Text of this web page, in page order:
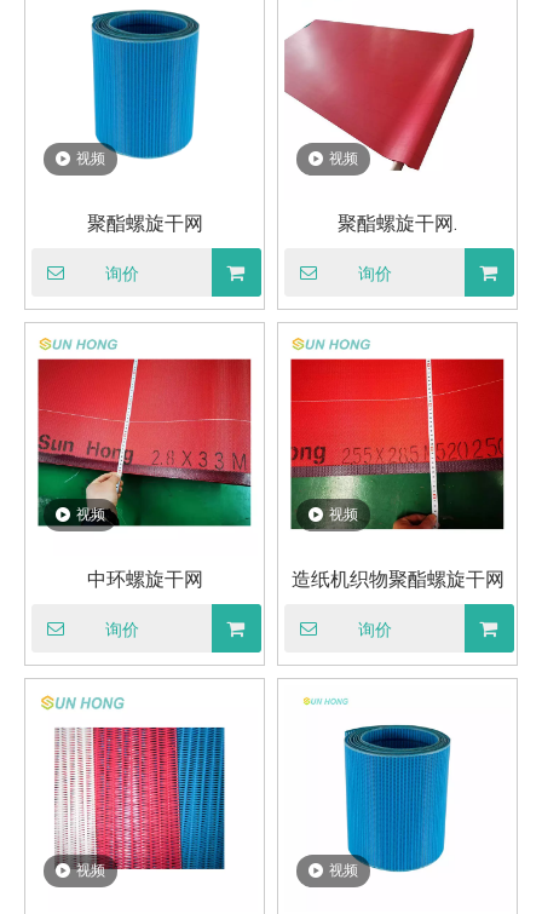
视频
聚酯螺旋干网
询价
视频
聚酯螺旋干网.
询价
视频
中环螺旋干网
询价
视频
造纸机织物聚酯螺旋干网
询价
视频 视频